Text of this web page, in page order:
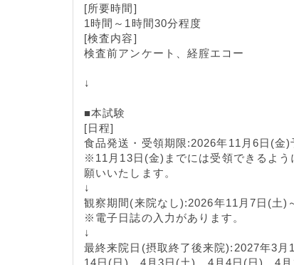
[所要時間]
1時間～1時間30分程度
[検査内容]
検査前アンケート、経腟エコー
↓
■本試験
[日程]
食品発送・受領期限:2026年11月6日(金)
※11月13日(金)までには受領できるよう
願いいたします。
↓
観察期間(来院なし):2026年11月7日(土)
※電子日誌の入力があります。
↓
最終来院日(摂取終了後来院):2027年3月
14日(日)、4月3日(土)、4月4日(日)、4